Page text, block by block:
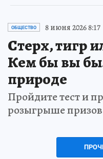
ОБЩЕСТВО 8 июня 2026 8:17
Стерх, тигр
Кем бы вы
природе
Пройдите тест и
розыгрыше призов